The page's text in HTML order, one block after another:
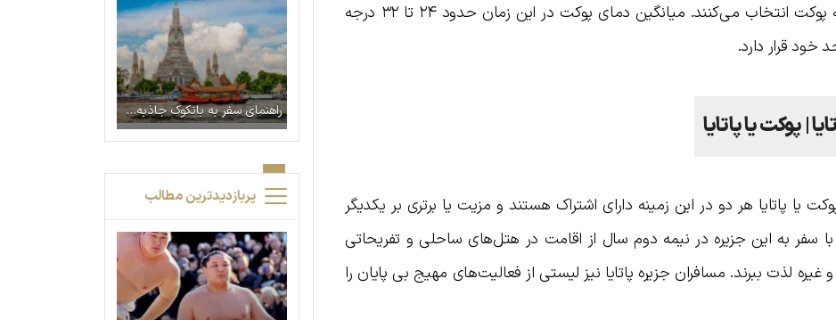
موسمی نیمه دوم سال را برای سفر به پوکت انتخاب می‌کنند. میانگین دمای پوکت در این زمان حدود ۲۴ تا ۳۲ درجه
خود قرار دارد.
| پوکت یا پاتایا
یا پاتایا هر دو در این زمینه دارای اشتراک هستند و مزیت یا برتری بر یکدیگر
با سفر به این جزیره در نیمه دوم سال از اقامت در هتل‌های ساحلی و تفریحاتی
لذت ببرند. مسافران جزیره پاتایا نیز لیستی از فعالیت‌های مهیج بی پایان را
راهنمای سفر به بانکوک جاذبه‌ها و نکات مهم
پربازدیدترین مطالب